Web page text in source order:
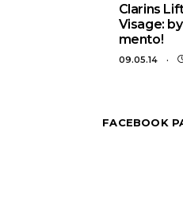
Clarins
Visage:
mento!
09.05.14
FACEBOOK